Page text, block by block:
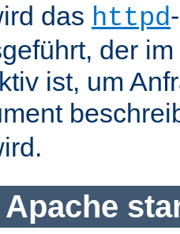
das httpd
der
ist, um